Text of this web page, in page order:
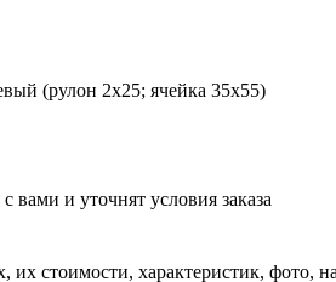
(рулон 2x25; ячейка 35x55)
вами и уточнят условия заказа
их стоимости, характеристик, фото,